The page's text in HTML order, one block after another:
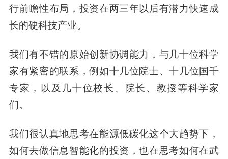
行前瞻性布局，投资在两三年以后有潜力快速成
长的硬科技产业。
我们有不错的原始创新协调能力，与几十位科学
家有紧密的联系，例如十几位院士、十几位国千
专家，以及几十位校长、院长、教授等科学家
们。
我们很认真地思考在能源低碳化这个大趋势下，
如何去做信息智能化的投资，也在思考如何在武